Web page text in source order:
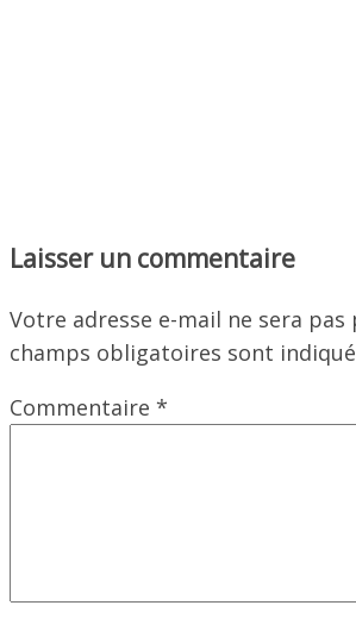
Laisser un commentaire
Votre adresse e-mail ne sera pas
champs obligatoires sont
Commentaire *